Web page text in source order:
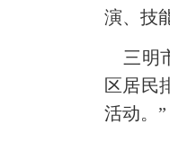
演、技
三明
区居民
活动。”